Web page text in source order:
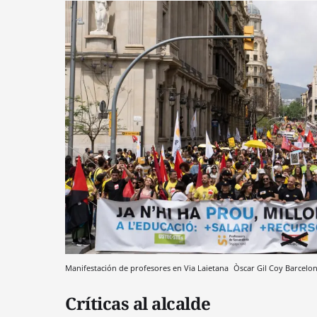
Manifestación de profesores en Via Laietana Òscar Gil Coy
Críticas al alcalde